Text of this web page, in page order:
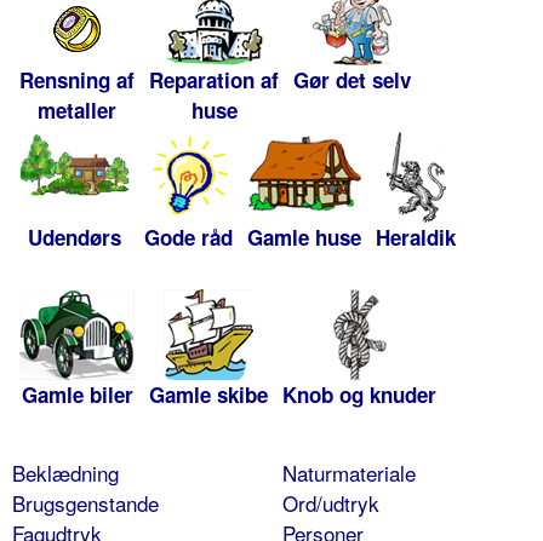
Rensning af
metaller
Reparation af
huse
Gør det selv
Udendørs Gode råd Gamle huse Heraldik
Gamle biler Gamle skibe Knob og knuder
Beklædning
Brugsgenstande
Fagudtryk
Naturmateriale
Ord/udtryk
Personer